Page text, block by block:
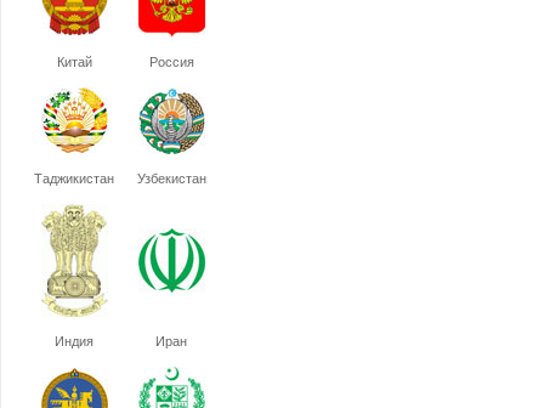
Китай Россия
Таджикистан Узбекистан
Индия Иран